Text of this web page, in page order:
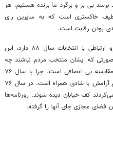
اگر مشارکت به ۶۰ درصد برسد بی بر و برگرد ما برنده هستیم. هر
خاکستری است که به سایرین رای
بودن رقابت است.
وی در رابطه با اینکه انتخابات پیش رو ارتباطی با انتخابات سال ۸۸ دارد، این
که ایشان منتخب مردم نباشند چه
رفتاری از ایشان می‌بینیم؟ گفت: این مقایسه بی انصافی است. چرا با سال ۷۶
مقایسه نمی‌شود. این انتخابت علی رغم آرامش با شادی همراه است. در سال ۷۶
کف خیابان دیده شوند. روزنامه‌ها
مجازی جای آنها را گرفته.